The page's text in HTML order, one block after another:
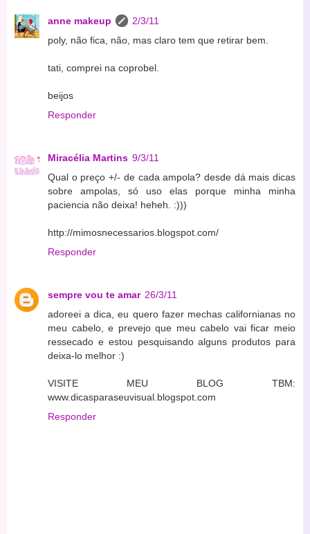
anne makeup
2/3/11
poly, não fica, não, mas claro tem que retirar bem.
tati, comprei na coprobel.
beijos
Responder
Miracélia Martins 9/3/11
Qual o preço +/- de cada ampola? desde dá mais dicas
sobre ampolas, só uso elas porque minha minha
paciencia não deixa! heheh. :)))
http://mimosnecessarios.blogspot.com/
Responder
sempre vou te amar 26/3/11
adoreei a dica, eu quero fazer mechas californianas no
meu cabelo, e prevejo que meu cabelo vai ficar meio
ressecado e estou pesquisando alguns produtos para
deixa-lo melhor :)
VISITE MEU BLOG TBM:
www.dicasparaseuvisual.blogspot.com
Responder